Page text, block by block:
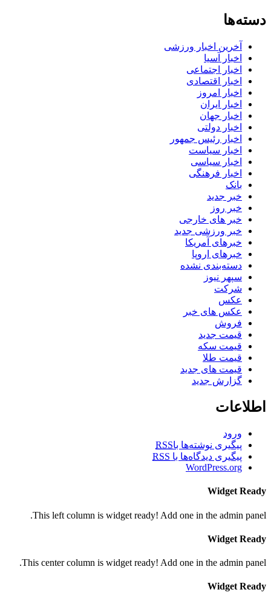
دسته‌ها
آخرین اخبار ورزشی
اخبار آسیا
اخبار اجتماعی
اخبار اقتصادی
اخبار امروز
اخبار ایران
اخبار جهان
اخبار دولتی
اخبار رئیس جمهور
اخبار سیاست
اخبار سیاسی
اخبار فرهنگی
بانک
خبر جدید
خبر روز
خبر های خارجی
خبر ورزشی جدید
خبرهای آمریکا
خبرهای اروپا
دسته‌بندی نشده
سپهر نیوز
شرکت
عکس
عکس های خبر
فروش
قیمت جدید
قیمت سکه
قیمت طلا
قیمت های جدید
گزارش جدید
اطلاعات
ورود
پیگیری نوشته‌ها باRSS
پیگیری دیدگاه‌ها با RSS
WordPress.org
Widget Ready
This left column is widget ready! Add one in the admin panel.
Widget Ready
This center column is widget ready! Add one in the admin panel.
Widget Ready